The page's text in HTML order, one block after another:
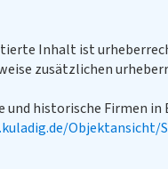
Inhalt ist
zusätzlichen
historische Firmen in
Objektansicht/